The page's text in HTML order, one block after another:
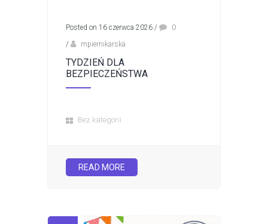
Posted on 16 czerwca 2026 /
0
/
mpiernikarska
TYDZIEŃ DLA
BEZPIECZEŃSTWA
Bez kategorii
READ MORE